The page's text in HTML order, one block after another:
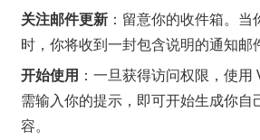
关注邮件更新 ：留意你的收件箱。
时，你将收到一封包含说明的通知邮
开始使用 ：一旦获得访问权限，使
需输入你的提示，即可开始生成你自
容。